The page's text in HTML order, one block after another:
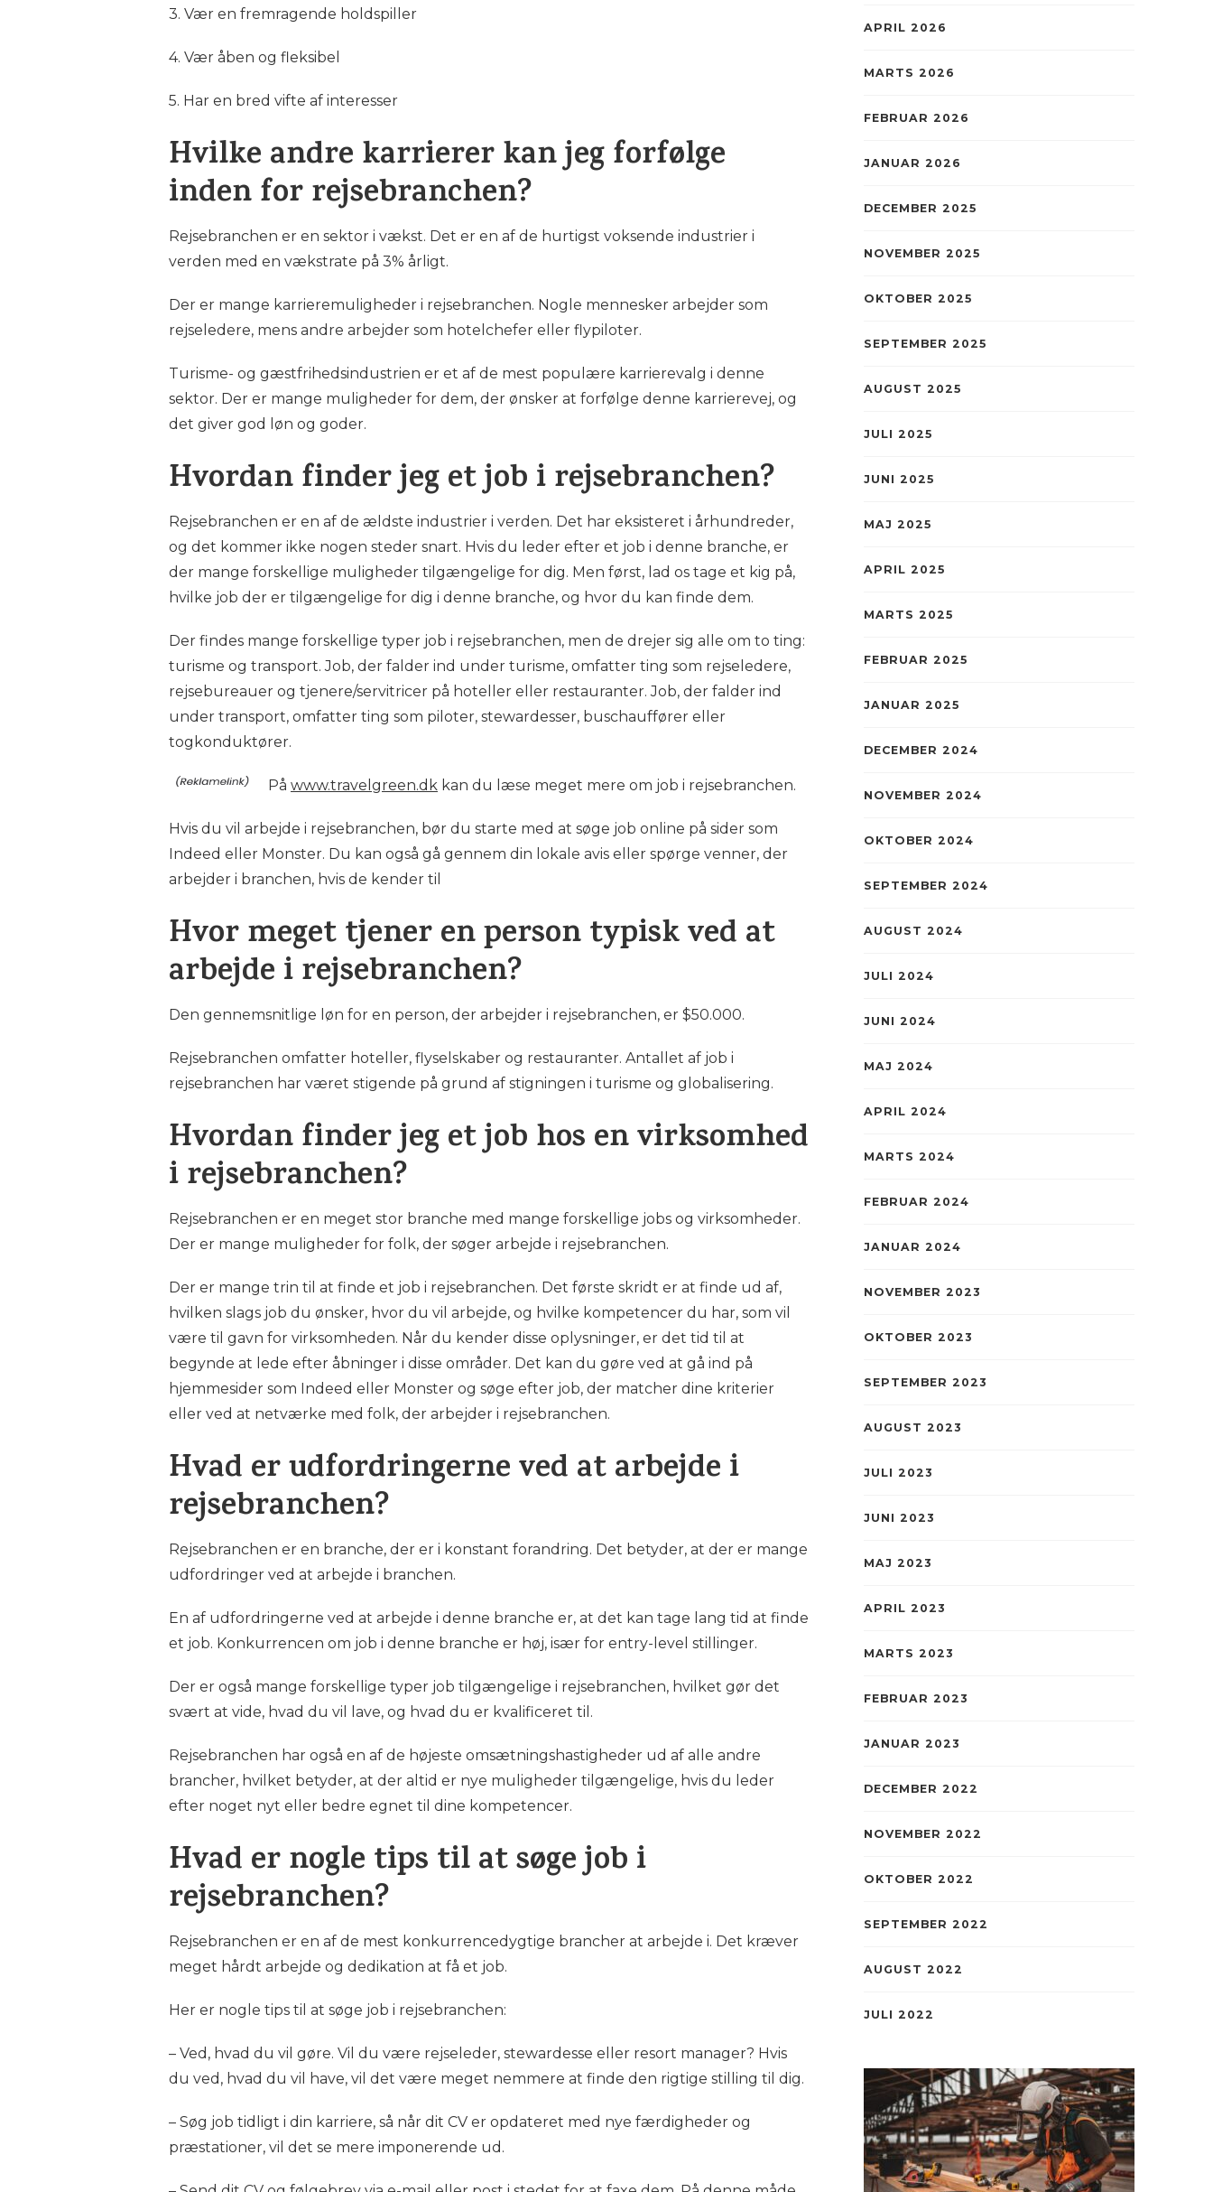
3. Vær en fremragende holdspiller
4. Vær åben og fleksibel
5. Har en bred vifte af interesser
Hvilke andre karrierer kan jeg forfølge
inden for rejsebranchen?
Rejsebranchen er en sektor i vækst. Det er en af de hurtigst voksende industrier i
verden med en vækstrate på 3% årligt.
Der er mange karrieremuligheder i rejsebranchen. Nogle mennesker arbejder som
rejseledere, mens andre arbejder som hotelchefer eller flypiloter.
Turisme- og gæstfrihedsindustrien er et af de mest populære karrierevalg i denne
sektor. Der er mange muligheder for dem, der ønsker at forfølge denne karrierevej, og
det giver god løn og goder.
Hvordan finder jeg et job i rejsebranchen?
Rejsebranchen er en af de ældste industrier i verden. Det har eksisteret i århundreder,
og det kommer ikke nogen steder snart. Hvis du leder efter et job i denne branche, er
der mange forskellige muligheder tilgængelige for dig. Men først, lad os tage et kig på,
hvilke job der er tilgængelige for dig i denne branche, og hvor du kan finde dem.
Der findes mange forskellige typer job i rejsebranchen, men de drejer sig alle om to ting:
turisme og transport. Job, der falder ind under turisme, omfatter ting som rejseledere,
rejsebureauer og tjenere/servitricer på hoteller eller restauranter. Job, der falder ind
under transport, omfatter ting som piloter, stewardesser, buschauffører eller
togkonduktører.
På www.travelgreen.dk kan du læse meget mere om job i rejsebranchen.
Hvis du vil arbejde i rejsebranchen, bør du starte med at søge job online på sider som
Indeed eller Monster. Du kan også gå gennem din lokale avis eller spørge venner, der
arbejder i branchen, hvis de kender til
Hvor meget tjener en person typisk ved at
arbejde i rejsebranchen?
Den gennemsnitlige løn for en person, der arbejder i rejsebranchen, er $50.000.
Rejsebranchen omfatter hoteller, flyselskaber og restauranter. Antallet af job i
rejsebranchen har været stigende på grund af stigningen i turisme og globalisering.
Hvordan finder jeg et job hos en virksomhed
i rejsebranchen?
Rejsebranchen er en meget stor branche med mange forskellige jobs og virksomheder.
Der er mange muligheder for folk, der søger arbejde i rejsebranchen.
Der er mange trin til at finde et job i rejsebranchen. Det første skridt er at finde ud af,
hvilken slags job du ønsker, hvor du vil arbejde, og hvilke kompetencer du har, som vil
være til gavn for virksomheden. Når du kender disse oplysninger, er det tid til at
begynde at lede efter åbninger i disse områder. Det kan du gøre ved at gå ind på
hjemmesider som Indeed eller Monster og søge efter job, der matcher dine kriterier
eller ved at netværke med folk, der arbejder i rejsebranchen.
Hvad er udfordringerne ved at arbejde i
rejsebranchen?
Rejsebranchen er en branche, der er i konstant forandring. Det betyder, at der er mange
udfordringer ved at arbejde i branchen.
En af udfordringerne ved at arbejde i denne branche er, at det kan tage lang tid at finde
et job. Konkurrencen om job i denne branche er høj, især for entry-level stillinger.
Der er også mange forskellige typer job tilgængelige i rejsebranchen, hvilket gør det
svært at vide, hvad du vil lave, og hvad du er kvalificeret til.
Rejsebranchen har også en af de højeste omsætningshastigheder ud af alle andre
brancher, hvilket betyder, at der altid er nye muligheder tilgængelige, hvis du leder
efter noget nyt eller bedre egnet til dine kompetencer.
Hvad er nogle tips til at søge job i
rejsebranchen?
Rejsebranchen er en af de mest konkurrencedygtige brancher at arbejde i. Det kræver
meget hårdt arbejde og dedikation at få et job.
Her er nogle tips til at søge job i rejsebranchen:
– Ved, hvad du vil gøre. Vil du være rejseleder, stewardesse eller resort manager? Hvis
du ved, hvad du vil have, vil det være meget nemmere at finde den rigtige stilling til dig.
– Søg job tidligt i din karriere, så når dit CV er opdateret med nye færdigheder og
præstationer, vil det se mere imponerende ud.
APRIL 2026
MARTS 2026
FEBRUAR 2026
JANUAR 2026
DECEMBER 2025
NOVEMBER 2025
OKTOBER 2025
SEPTEMBER 2025
AUGUST 2025
JULI 2025
JUNI 2025
MAJ 2025
APRIL 2025
MARTS 2025
FEBRUAR 2025
JANUAR 2025
DECEMBER 2024
NOVEMBER 2024
OKTOBER 2024
SEPTEMBER 2024
AUGUST 2024
JULI 2024
JUNI 2024
MAJ 2024
APRIL 2024
MARTS 2024
FEBRUAR 2024
JANUAR 2024
NOVEMBER 2023
OKTOBER 2023
SEPTEMBER 2023
AUGUST 2023
JULI 2023
JUNI 2023
MAJ 2023
APRIL 2023
MARTS 2023
FEBRUAR 2023
JANUAR 2023
DECEMBER 2022
NOVEMBER 2022
OKTOBER 2022
SEPTEMBER 2022
AUGUST 2022
JULI 2022